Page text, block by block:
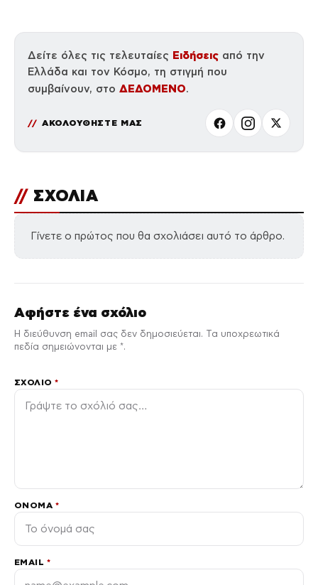
Δείτε όλες τις τελευταίες Ειδήσεις από την
Ελλάδα και τον Κόσμο, τη στιγμή που
συμβαίνουν, στο ΔΕΔΟΜΕΝΟ.
ΑΚΟΛΟΥΘΗΣΤΕ ΜΑΣ
// ΣΧΟΛΙΑ
Γίνετε ο πρώτος που θα σχολιάσει αυτό το άρθρο.
Αφήστε ένα σχόλιο
Η διεύθυνση email σας δεν δημοσιεύεται. Τα υποχρεωτικά
πεδία σημειώνονται με *.
ΣΧΌΛΙΟ*
ΌΝΟΜΑ *
EMAIL *